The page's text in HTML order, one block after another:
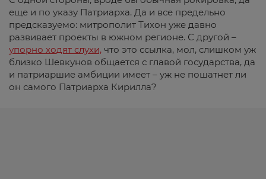
еще и по указу Патриарха. Да и все предельно
предсказуемо: митрополит Тихон уже давно
развивает проекты в южном регионе. С другой –
упорно ходят слухи, что это ссылка, мол, слишком уж
близко Шевкунов общается с главой государства, да
и патриаршие амбиции имеет – уж не пошатнет ли
он самого Патриарха Кирилла?